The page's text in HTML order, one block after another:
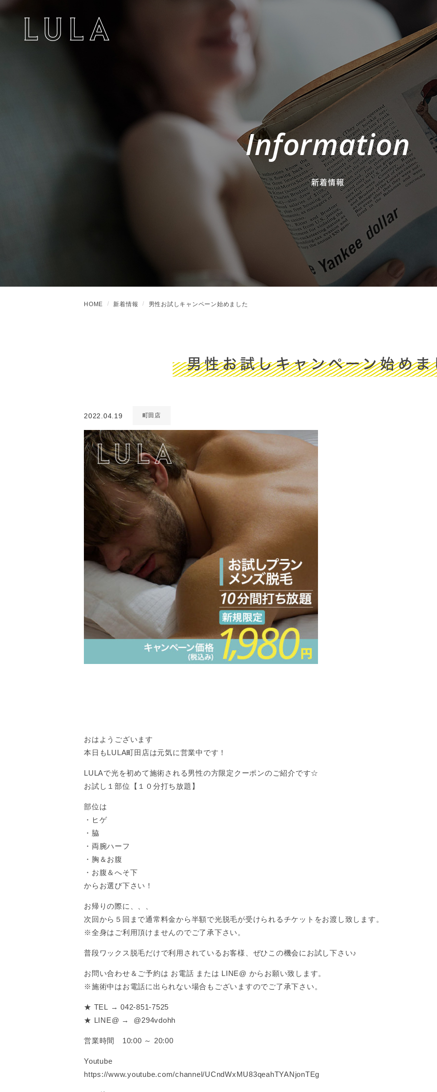
Information
新着情報
HOME 新着情報 男性お試しキャンペーン始めました
男性お試しキャンペーン始め
2022.04.19 町田店
おはようございます
本日もLULA町田店は元気に営業中です！
LULAで光を初めて施術される男性の方限定クーポンのご紹介です☆
お試し１部位【１０分打ち放題】
部位は
・ヒゲ
・脇
・両腕ハーフ
・胸＆お腹
・お腹＆へそ下
からお選び下さい！
お帰りの際に、、、
次回から５回まで通常料金から半額で光脱毛が受けられるチケットをお渡し致します。
※全身はご利用頂けませんのでご了承下さい。
普段ワックス脱毛だけで利用されているお客様、ぜひこの機会にお試し下さい♪
お問い合わせ＆ご予約は お電話 または LINE@ からお願い致します。
※施術中はお電話に出られない場合もございますのでご了承下さい。
★ TEL → 042-851-7525
★ LINE@ → @294vdohh
営業時間 10:00 ～ 20:00
Youtube
https://www.youtube.com/channel/UCndWxMU83qeahTYANjonTEg